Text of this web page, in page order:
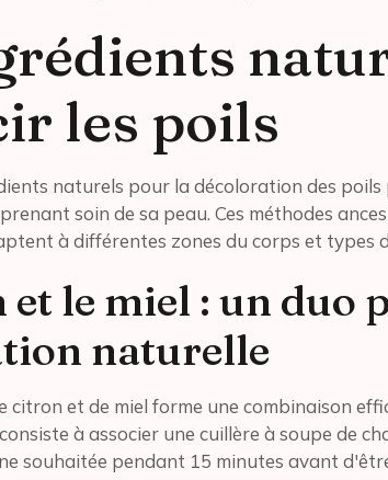
les poils
naturels pour la décoloration des
soin de sa peau. Ces méthodes
à différentes zones du corps et types
et le miel : un duo
naturelle
citron et de miel forme une combinaison
à associer une cuillère à soupe de
souhaitée pendant 15 minutes avant